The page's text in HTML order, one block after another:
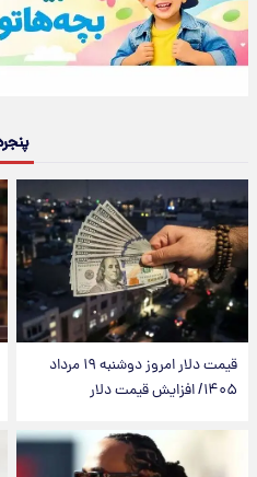
پنجره
قیمت دلار امروز دوشنبه ۱۹ مرداد
۱۴۰۵/ افزایش قیمت دلار